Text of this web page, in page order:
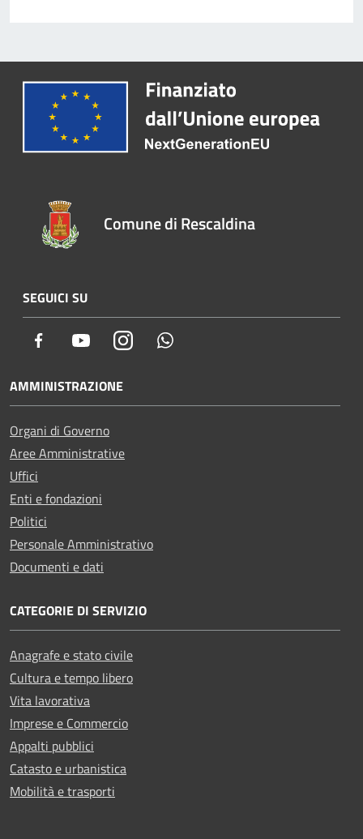
Comune di Rescaldina
SEGUICI SU
Facebook YoutubeInstagram
AMMINISTRAZIONE
Organi di Governo
Aree Amministrative
Uffici
Enti e fondazioni
Politici
Personale Amministrativo
Documenti e dati
CATEGORIE DI SERVIZIO
Anagrafe e stato civile
Cultura e tempo libero
Vita lavorativa
Imprese e Commercio
Appalti pubblici
Catasto e urbanistica
Mobilità e trasporti